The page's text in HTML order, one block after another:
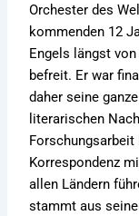
Orchester des
kommenden 12
Engels längst
befreit. Er war
daher seine
literarischen
Korrespondenz
allen Ländern
stammt aus